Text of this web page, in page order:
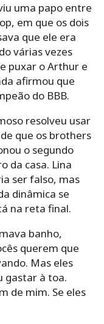
uma papo entre
em que os dois
que ele era
várias vezes
puxar o Arthur e
afirmou que
do BBB.
resolveu usar
que os brothers
o segundo
da casa. Lina
ser falso, mas
dinâmica se
na reta final.
banho,
querem que
Mas eles
gastar à toa.
de mim. Se eles